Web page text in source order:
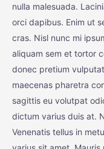
nulla malesuada.
orci dapibus. Enim ut
cras. Nisl nunc mi
aliquam sem et tortor
donec pretium
maecenas pharetra
sagittis eu volutpat
dictum varius duis at.
Venenatis tellus in